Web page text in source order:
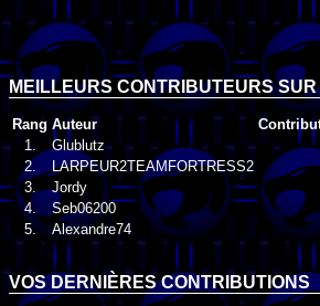
MEILLEURS CONTRIBUTEURS SUR
Rang Auteur
1.
Glublutz
2.
LARPEUR2TEAMFORTRESS2
3.
Jordy
4.
Seb06200
5.
Alexandre74
VOS DERNIÈRES CONTRIBUTIONS